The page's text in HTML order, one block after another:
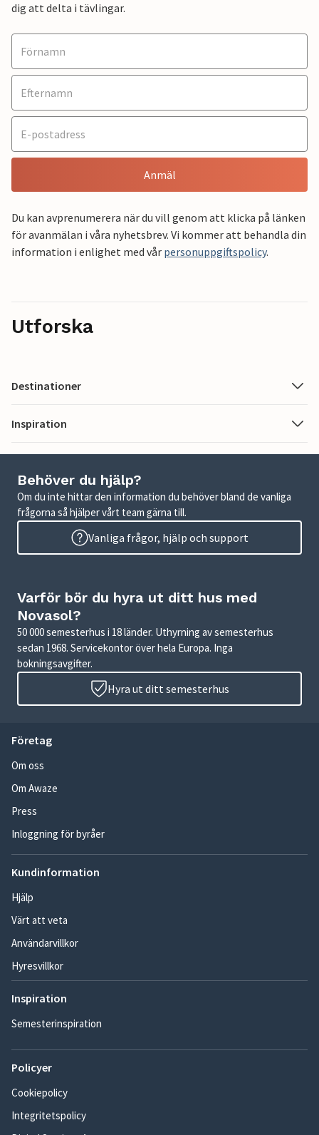
dig att delta i tävlingar.
Anmäl
Du kan avprenumerera när du vill genom att klicka på länken
för avanmälan i våra nyhetsbrev. Vi kommer att behandla din
information i enlighet med vår personuppgiftspolicy.
Utforska
Destinationer
Inspiration
Behöver du hjälp?
Om du inte hittar den information du behöver bland de vanliga
frågorna så hjälper vårt team gärna till.
Vanliga frågor, hjälp och support
Varför bör du hyra ut ditt hus med
Novasol?
50 000 semesterhus i 18 länder. Uthyrning av semesterhus
sedan 1968. Servicekontor över hela Europa. Inga
bokningsavgifter.
Hyra ut ditt semesterhus
Företag
Om oss
Om Awaze
Press
Inloggning för byråer
Kundinformation
Hjälp
Värt att veta
Användarvillkor
Hyresvillkor
Inspiration
Semesterinspiration
Policyer
Cookiepolicy
Integritetspolicy